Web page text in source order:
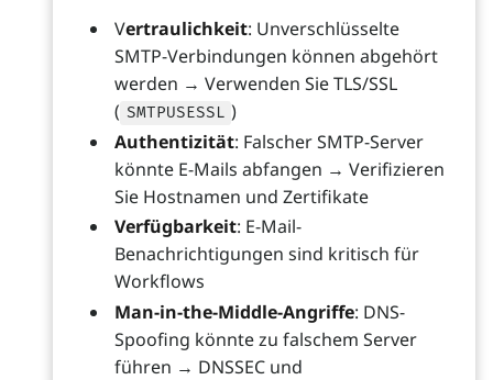
Vertraulichkeit: Unverschlüsselte
SMTP-Verbindungen können abgehört
werden → Verwenden Sie TLS/SSL
( SMTPUSESSL )
Authentizität: Falscher SMTP-Server
könnte E-Mails abfangen → Verifizieren
Sie Hostnamen und Zertifikate
Verfügbarkeit: E-Mail-
Benachrichtigungen sind kritisch für
Workflows
Man-in-the-Middle-Angriffe: DNS-
Spoofing könnte zu falschem Server
führen → DNSSEC und